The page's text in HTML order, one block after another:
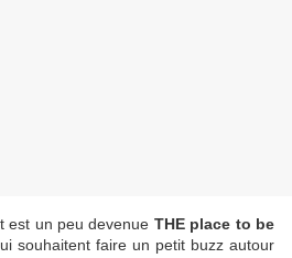
est un peu devenue THE place to be
souhaitent faire un petit buzz autour